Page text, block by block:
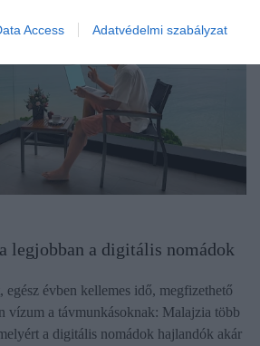
Access Adatvédelmi szabályzat
legjobban a digitális nomádok
egész évben kellemes idő, megfizethető
vízum a távmunkásoknak: Malajzia több
a digitális nomádok hajlandók akár